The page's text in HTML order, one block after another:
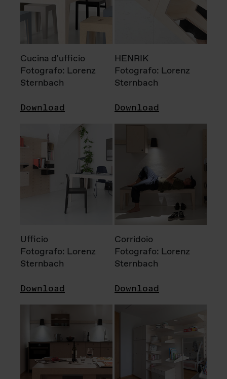
Cucina d'ufficio
Fotografo: Lorenz
Sternbach
Download
HENRIK
Fotografo: Lorenz
Sternbach
Download
Ufficio
Fotografo: Lorenz
Sternbach
Download
Corridoio
Fotografo: Lorenz
Sternbach
Download